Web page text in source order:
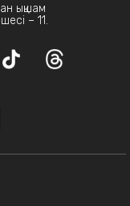
ықшам
– 11.